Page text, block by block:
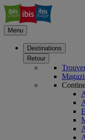
Menu
Destinations
Retour